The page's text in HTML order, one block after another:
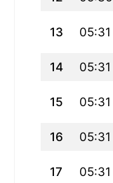
13 05:31
14 05:31
15 05:31
16 05:31
17 05:31